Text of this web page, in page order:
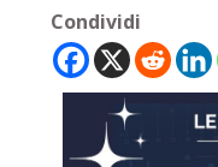
Condividi